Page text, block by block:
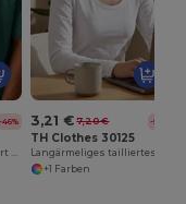
-46%
Lässiges Oversize T-Shirt aus Bio-Baumwolle
3,21 € 7,20 € -55%
TH Clothes 30125
+1 Farben